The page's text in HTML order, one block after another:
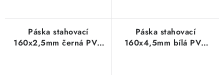
Páska stahovací
160x2,5mm černá PVC
Páska stahovací
160x4,5mm bílá PVC